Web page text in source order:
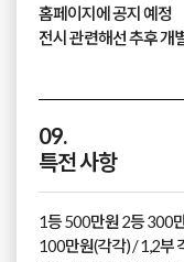
홈페이지에 공지 예정
전시 관련해선 추후 개
09.
특전 사항
1등 500만원 2등 300
100만원(각각) / 1,2부